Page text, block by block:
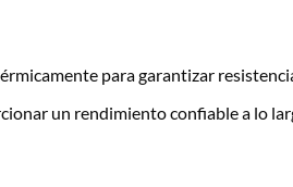
para garantizar
un rendimiento confiable a lo